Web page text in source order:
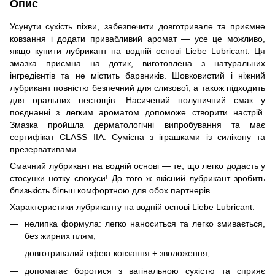
Опис
Усунути сухість піхви, забезпечити довготривале та приємне
ковзання і додати привабливий аромат — усе це можливо,
якщо купити лубрикант на водній основі Liebe Lubricant. Ця
змазка приємна на дотик, виготовлена з натуральних
інгредієнтів та не містить барвників. Шовковистий і ніжний
лубрикант повністю безпечний для слизової, а також підходить
для оральних пестощів. Насичений полуничний смак у
поєднанні з легким ароматом допоможе створити настрій.
Змазка пройшла дерматологічні випробування та має
сертифікат CLASS IIA. Сумісна з іграшками із силікону та
презервативами.
Смачний лубрикант на водній основі — те, що легко додасть у
стосунки нотку спокуси! До того ж якісний лубрикант зробить
близькість більш комфортною для обох партнерів.
Характеристики лубриканту на водній основі Liebe Lubricant:
нелипка формула: легко наноситься та легко змивається,
без жирних плям;
довготривалий ефект ковзання + зволоження;
допомагає боротися з вагінальною сухістю та сприяє